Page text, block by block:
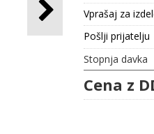
Vprašaj za
Pošlji prijatelju
Stopnja davka
Cena z